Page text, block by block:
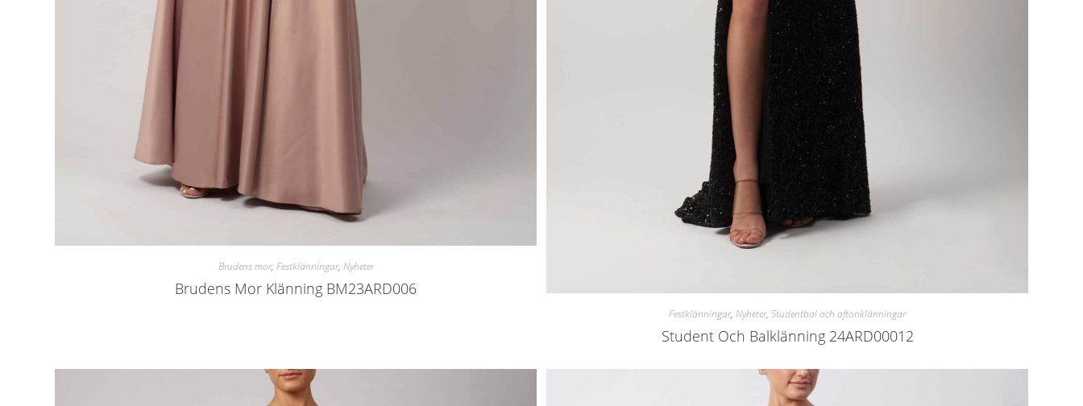
Brudens mor, Festklänningar, Nyheter
Brudens Mor Klänning BM23ARD006
Festklänningar, Nyheter, Studentbal och aftonklänningar
Student Och Balklänning 24ARD00012